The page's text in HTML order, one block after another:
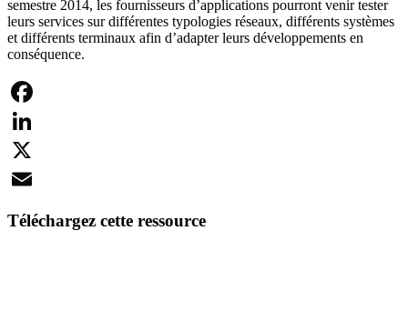
semestre 2014, les fournisseurs d’applications pourront venir tester
leurs services sur différentes typologies réseaux, différents systèmes
et différents terminaux afin d’adapter leurs développements en
conséquence.
Facebook
LinkedIn
X
Téléchargez cette ressource